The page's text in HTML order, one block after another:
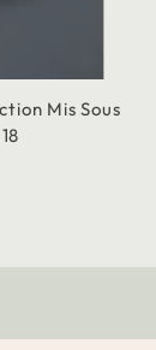
Mis Sous